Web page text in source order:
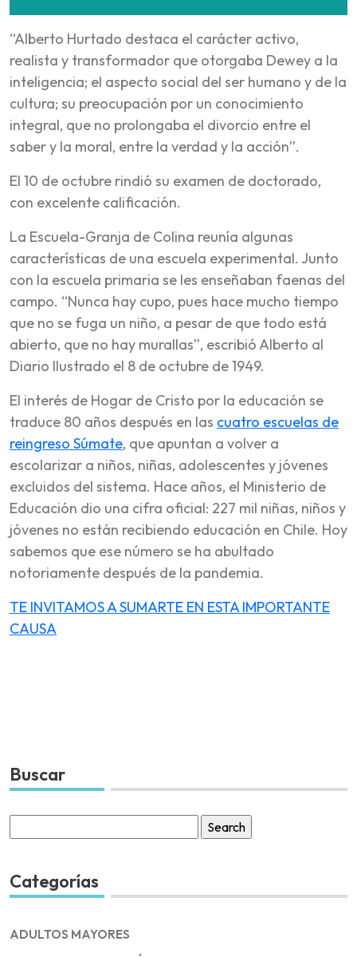
“Alberto Hurtado destaca el carácter activo,
realista y transformador que otorgaba Dewey a la
inteligencia; el aspecto social del ser humano y de la
cultura; su preocupación por un conocimiento
integral, que no prolongaba el divorcio entre el
saber y la moral, entre la verdad y la acción”.
El 10 de octubre rindió su examen de doctorado,
con excelente calificación.
La Escuela-Granja de Colina reunía algunas
características de una escuela experimental. Junto
con la escuela primaria se les enseñaban faenas del
campo. “Nunca hay cupo, pues hace mucho tiempo
que no se fuga un niño, a pesar de que todo está
abierto, que no hay murallas”, escribió Alberto al
Diario Ilustrado el 8 de octubre de 1949.
El interés de Hogar de Cristo por la educación se
traduce 80 años después en las cuatro escuelas de
reingreso Súmate, que apuntan a volver a
escolarizar a niños, niñas, adolescentes y jóvenes
excluidos del sistema. Hace años, el Ministerio de
Educación dio una cifra oficial: 227 mil niñas, niños y
jóvenes no están recibiendo educación en Chile. Hoy
sabemos que ese número se ha abultado
notoriamente después de la pandemia.
TE INVITAMOS A SUMARTE EN ESTA IMPORTANTE
CAUSA
Buscar
for:
Categorías
ADULTOS MAYORES